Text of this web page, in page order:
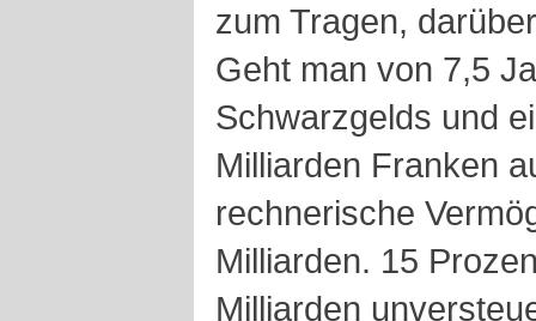
zum Tragen,
Geht man von 7,5
Schwarzgelds und
Milliarden Franken
rechnerische
Milliarden. 15
Milliarden